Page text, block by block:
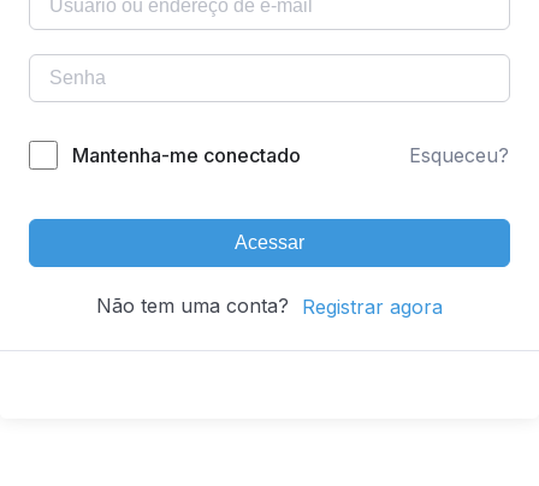
Mantenha-me conectado Esqueceu?
Acessar
Não tem uma conta? Registrar agora